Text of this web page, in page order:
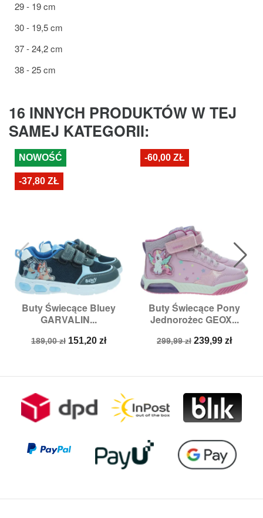
29 - 19 cm
30 - 19,5 cm
37 - 24,2 cm
38 - 25 cm
16 INNYCH PRODUKTÓW W TEJ
SAMEJ KATEGORII:
Buty Świecące Bluey
GARVALIN...
Cena
189,00 zł Cena
151,20 zł
NOWOŚĆ
-37,80 ZŁ
Buty Świecące Pony
Jednorożec GEOX...
Cena
299,99 zł Cena
239,99 zł
-60,00 ZŁ